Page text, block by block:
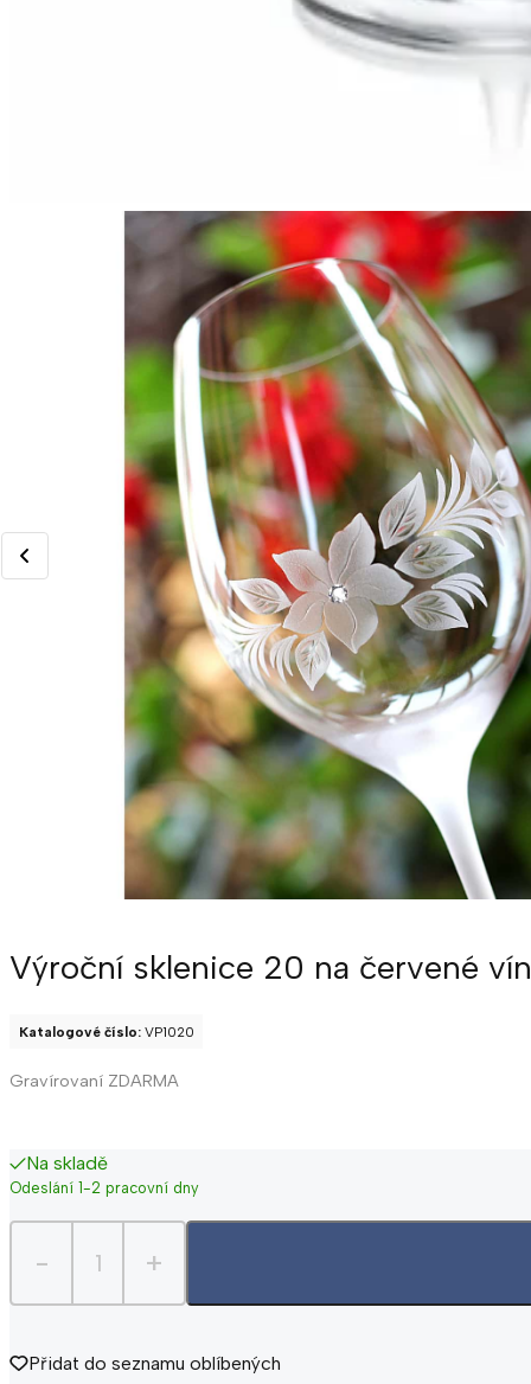
Výroční sklenice 20 na červené
Katalogové číslo: VP1020
Gravírovaní ZDARMA
Na skladě
Odeslání 1-2 pracovní dny
- +
Přidat do seznamu oblíbených